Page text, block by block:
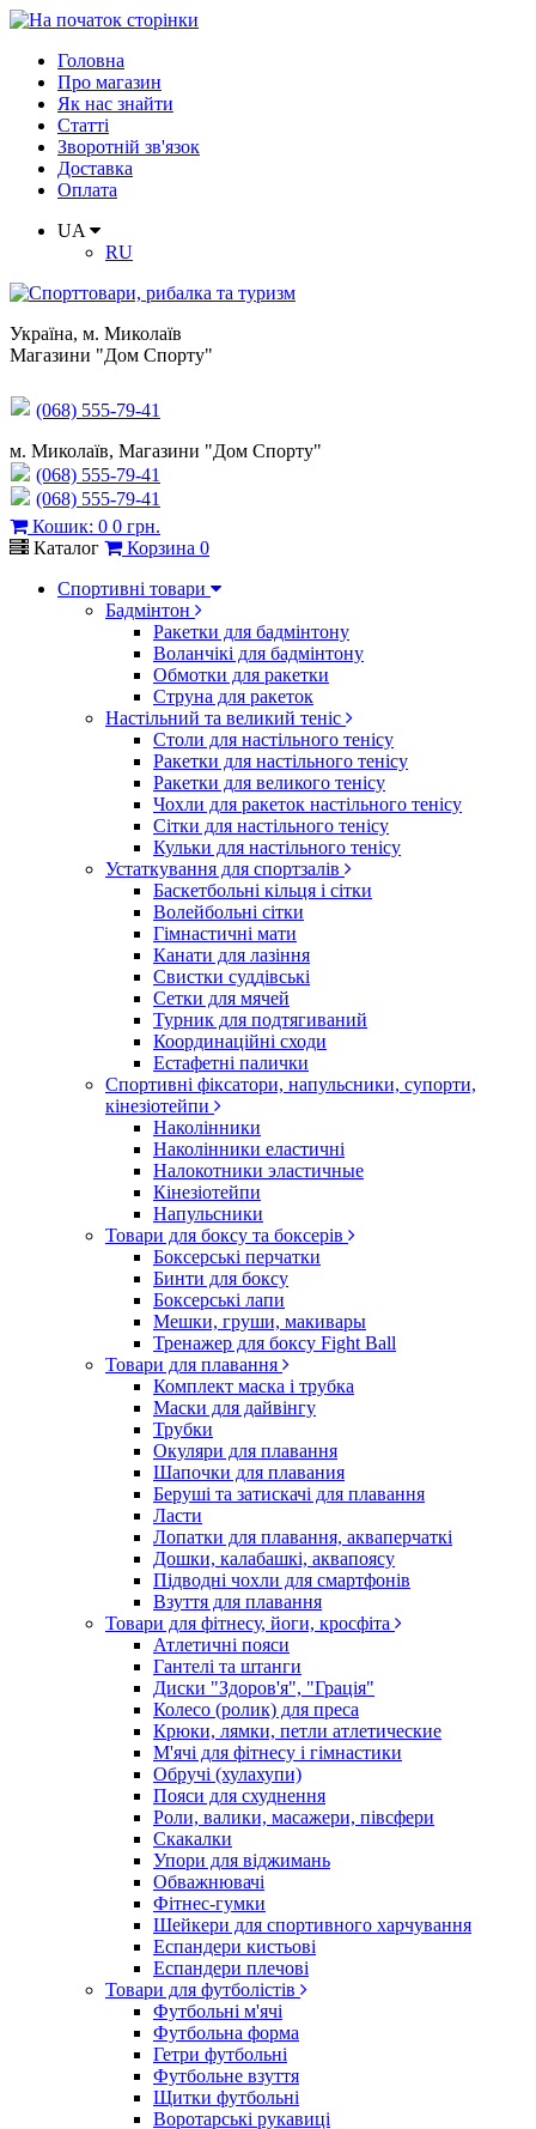
Головна
Про магазин
Як нас знайти
Статті
Зворотній зв'язок
Доставка
Оплата
UA
RU
Україна, м. Миколаїв
Магазини "Дом Спорту"
(068) 555-79-41
м. Миколаїв, Магазини "Дом Спорту"
(068) 555-79-41
(068) 555-79-41
Кошик: 0 0 грн.
Каталог
Корзина 0
Спортивні товари
Бадмінтон
Ракетки для бадмінтону
Воланчікі для бадмінтону
Обмотки для ракетки
Струна для ракеток
Настільний та великий теніс
Столи для настільного тенісу
Ракетки для настільного тенісу
Ракетки для великого тенісу
Чохли для ракеток настільного тенісу
Сітки для настільного тенісу
Кульки для настільного тенісу
Устаткування для спортзалів
Баскетбольні кільця і сітки
Волейбольні сітки
Гімнастичні мати
Канати для лазіння
Свистки суддівські
Сетки для мячей
Турник для подтягиваний
Координаційні сходи
Естафетні палички
Спортивні фіксатори, напульсники, супорти,
кінезіотейпи
Наколінники
Наколінники еластичні
Налокотники эластичные
Кінезіотейпи
Напульсники
Товари для боксу та боксерів
Боксерські перчатки
Бинти для боксу
Боксерські лапи
Мешки, груши, макивары
Тренажер для боксу Fight Ball
Товари для плавання
Комплект маска і трубка
Маски для дайвінгу
Трубки
Окуляри для плавання
Шапочки для плавания
Беруші та затискачі для плавання
Ласти
Лопатки для плавання, акваперчаткі
Дошки, калабашкі, аквапоясу
Підводні чохли для смартфонів
Взуття для плавання
Товари для фітнесу, йоги, кросфіта
Атлетичні пояси
Гантелі та штанги
Диски "Здоров'я", "Грація"
Колесо (ролик) для преса
Крюки, лямки, петли атлетические
М'ячі для фітнесу і гімнастики
Обручі (хулахупи)
Пояси для схуднення
Роли, валики, масажери, півсфери
Скакалки
Упори для віджимань
Обважнювачі
Фітнес-гумки
Шейкери для спортивного харчування
Еспандери кистьові
Еспандери плечові
Товари для футболістів
Футбольні м'ячі
Футбольна форма
Гетри футбольні
Футбольне взуття
Щитки футбольні
Воротарські рукавиці